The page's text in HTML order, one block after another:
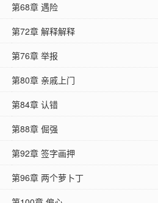
第68章 遇险
第72章 解释解释
第76章 举报
第80章 亲戚上门
第84章 认错
第88章 倔强
第92章 签字画押
第96章 两个萝卜丁